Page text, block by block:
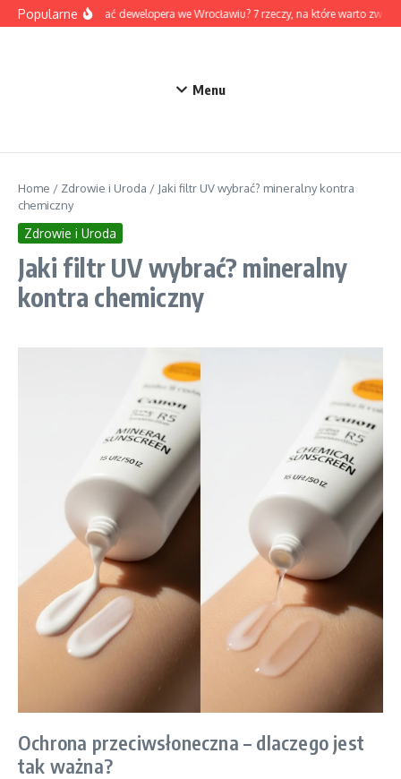
Przejdź do treści
PopularneJak wybrać dewelopera we Wrocławiu? 7 rzeczy, na które warto
Menu
Home / Zdrowie i Uroda / Jaki filtr UV wybrać? mineralny kontra
chemiczny
Zdrowie i Uroda
Jaki filtr UV wybrać? mineralny
kontra chemiczny
Ochrona przeciwsłoneczna – dlaczego jest
tak ważna?